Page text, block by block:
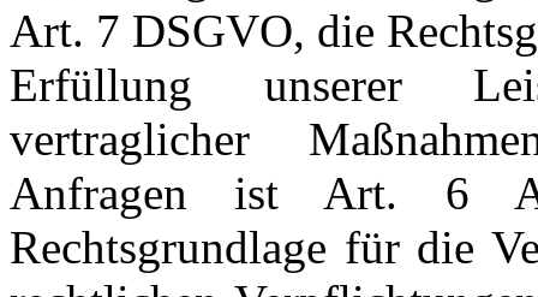
Art. 7 DSGVO, die
Erfüllung unserer
vertraglicher
Anfragen ist Art. 6
Rechtsgrundlage für die